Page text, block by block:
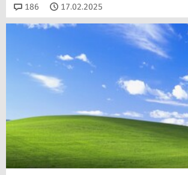
186 Kommentare
17.02.2025